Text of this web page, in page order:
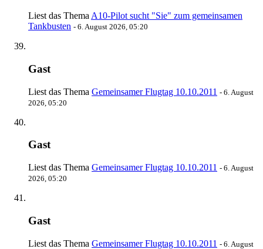
Liest das Thema A10-Pilot sucht "Sie" zum gemeinsamen
Tankbusten - 6. August 2026, 05:20
Gast
Liest das Thema Gemeinsamer Flugtag 10.10.2011 - 6. August
2026, 05:20
Gast
Liest das Thema Gemeinsamer Flugtag 10.10.2011 - 6. August
2026, 05:20
Gast
Liest das Thema Gemeinsamer Flugtag 10.10.2011 - 6. August